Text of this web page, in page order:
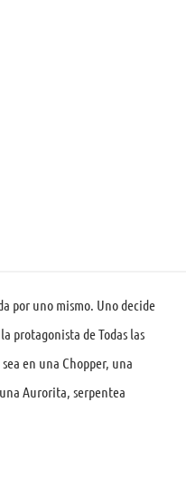
por uno mismo. Uno decide
protagonista de Todas las
en una Chopper, una
Aurorita, serpentea